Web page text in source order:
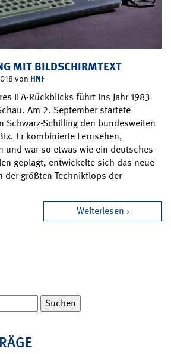
MIT BILDSCHIRMTEXT
von HNF
IFA-Rückblicks führt ins Jahr 1983
Am 2. September startete
Schwarz-Schilling den bundesweiten
Er kombinierte Fernsehen,
und war so etwas wie ein deutsches
geplagt, entwickelte sich das neue
der größten Technikflops der
Weiterlesen